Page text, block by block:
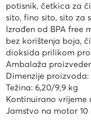
potisnik, četkica za
sito, fino sito, sito za
Izrađen od BPA free
bez korištenja boja,
dioksida prilikom
Ambalaža
Dimenzije proizvoda:
Težina: 6,20/9,9 kg
Kontinuirano vrijeme
Jamstvo na motor